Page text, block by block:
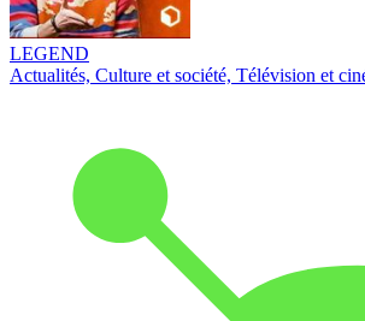
LEGEND
Actualités, Culture et société, Télévision et